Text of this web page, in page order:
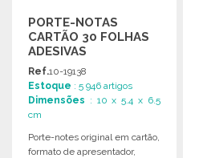
PORTE-NOTAS
CARTÃO 30 FOLHAS
ADESIVAS
Ref.10-19138
Estoque : 5 946 artigos
Dimensões : 10 x 5.4 x 6.5
cm
Porte-notes original em cartão,
formato de apresentador,